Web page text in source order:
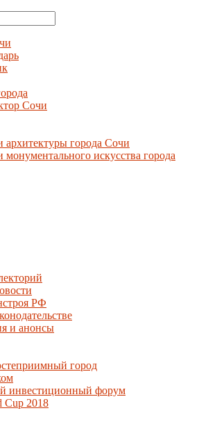
Сочи
архитектуры города Сочи
искусства города
РФ
и анонсы
город
инвестиционный форум
Cup 2018